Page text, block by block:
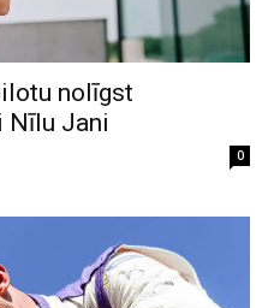
nolīgst
Nīlu Jani
0